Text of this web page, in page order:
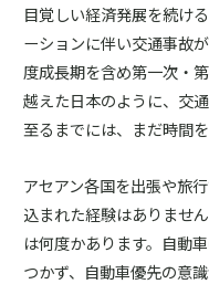
目覚しい経済発展を続け
ーションに伴い交通事故
度成長期を含め第一次・
越えた日本のように、交
至るまでには、まだ時間を
アセアン各国を出張や旅
込まれた経験はありませ
は何度かあります。自動
つかず、自動車優先の意